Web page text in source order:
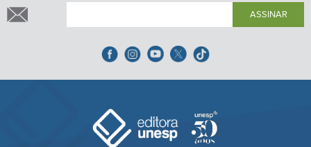
ASSINAR